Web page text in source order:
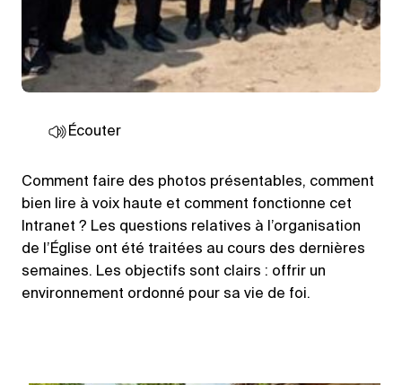
Écouter
Comment faire des photos présentables, comment
bien lire à voix haute et comment fonctionne cet
Intranet ? Les questions relatives à l’organisation
de l’Église ont été traitées au cours des dernières
semaines. Les objectifs sont clairs : offrir un
environnement ordonné pour sa vie de foi.